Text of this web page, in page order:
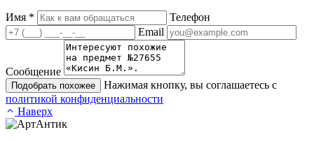
Имя *
Телефон
Email
Сообщение
Подобрать похожее
Нажимая кнопку, вы соглашаетесь с
политикой конфиденциальности
Наверх